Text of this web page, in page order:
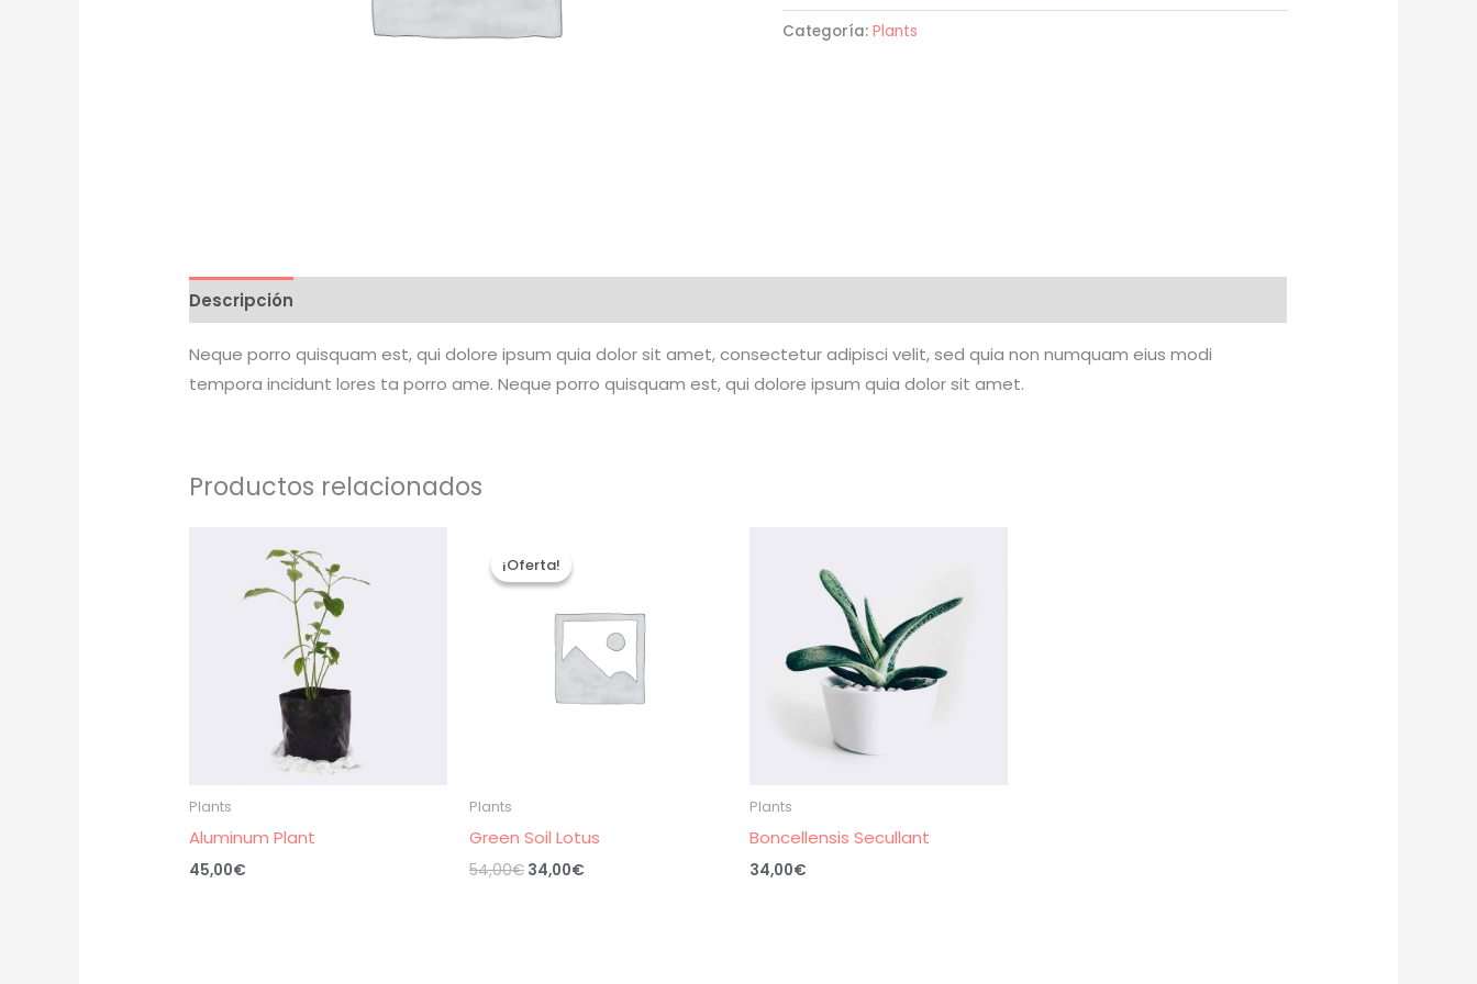
Tail
Categoría: Plants
Descripción
Neque porro quisquam est, qui dolore ipsum quia dolor sit amet, consectetur adipisci velit, sed quia non numquam eius modi
tempora incidunt lores ta porro ame. Neque porro quisquam est, qui dolore ipsum quia dolor sit amet.
Productos relacionados
Plants
Aluminum Plant
45,00€
¡Oferta!
¡Oferta!
Plants
Green Soil Lotus
54,00€ El
34,00€
Plants
Boncellensis Secullant
34,00€